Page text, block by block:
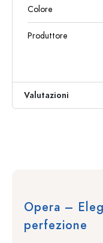
Colore
Produttore
Valutazioni
Opera –
perfezione